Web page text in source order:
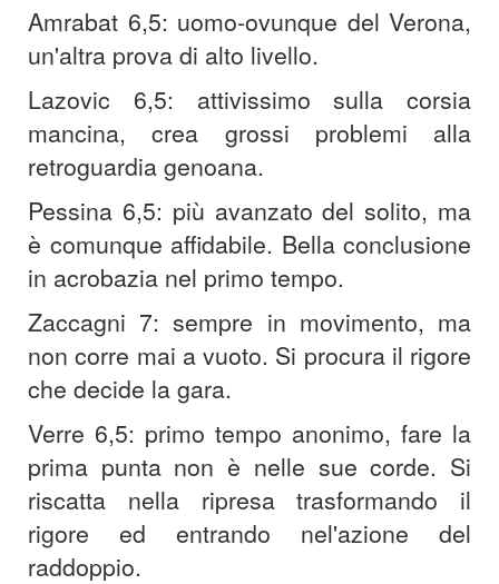
Amrabat 6,5: uomo-ovunque del Verona,
un'altra prova di alto livello.
Lazovic 6,5: attivissimo sulla corsia
mancina, crea grossi problemi alla
retroguardia genoana.
Pessina 6,5: più avanzato del solito, ma
è comunque affidabile. Bella conclusione
in acrobazia nel primo tempo.
Zaccagni 7: sempre in movimento, ma
non corre mai a vuoto. Si procura il rigore
che decide la gara.
Verre 6,5: primo tempo anonimo, fare la
prima punta non è nelle sue corde. Si
riscatta nella ripresa trasformando il
rigore ed entrando nel'azione del
raddoppio.